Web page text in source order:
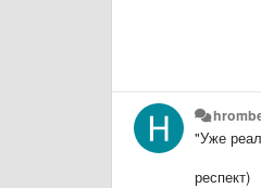
"Уже
респект)